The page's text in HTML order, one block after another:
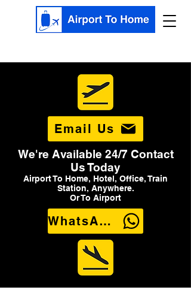
Email Us
We're Available 24/7 Contact
Us Today
Airport To Home, Hotel, Office, Train
Station, Anywhere.
Or To Airport
WhatsApp Us